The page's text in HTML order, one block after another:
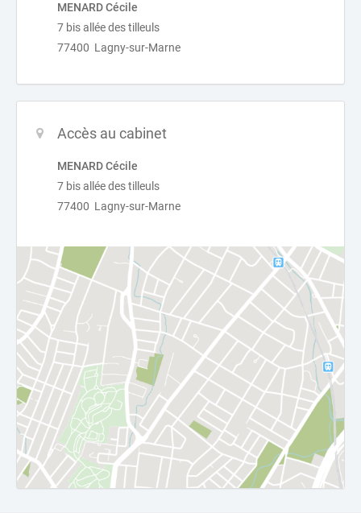
MENARD Cécile
7 bis allée des tilleuls
77400 Lagny-sur-Marne
Accès au cabinet
MENARD Cécile
7 bis allée des tilleuls
77400 Lagny-sur-Marne